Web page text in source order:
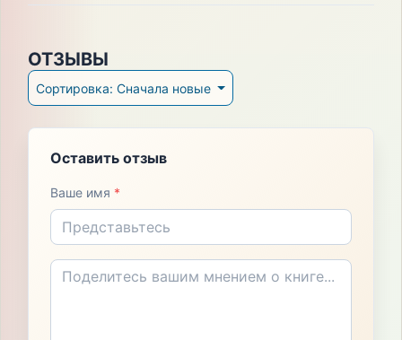
ОТЗЫВЫ
Сортировка: Сначала новые
Оставить отзыв
Ваше имя *